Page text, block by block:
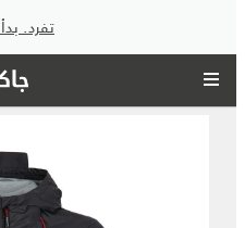
تفرد.